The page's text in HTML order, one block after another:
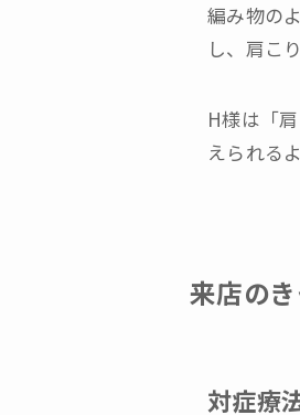
編み物の
し、肩こ
H様は「
えられる
来店の
対症療